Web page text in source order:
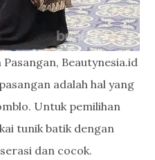
Beautynesia.id
adalah hal yang
Untuk pemilihan
tunik batik dengan
dan cocok.